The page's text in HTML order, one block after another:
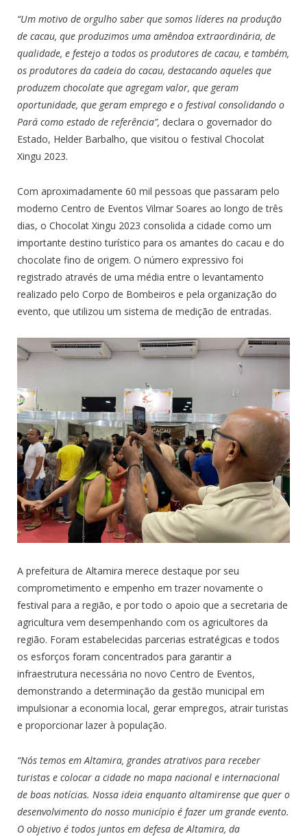
“Um motivo de orgulho saber que somos líderes na produção
de cacau, que produzimos uma amêndoa extraordinária, de
qualidade, e festejo a todos os produtores de cacau, e também,
os produtores da cadeia do cacau, destacando aqueles que
produzem chocolate que agregam valor, que geram
oportunidade, que geram emprego e o festival consolidando o
Pará como estado de referência”, declara o governador do
Estado, Helder Barbalho, que visitou o festival Chocolat
Xingu 2023.
Com aproximadamente 60 mil pessoas que passaram pelo
moderno Centro de Eventos Vilmar Soares ao longo de três
dias, o Chocolat Xingu 2023 consolida a cidade como um
importante destino turístico para os amantes do cacau e do
chocolate fino de origem. O número expressivo foi
registrado através de uma média entre o levantamento
realizado pelo Corpo de Bombeiros e pela organização do
evento, que utilizou um sistema de medição de entradas.
A prefeitura de Altamira merece destaque por seu
comprometimento e empenho em trazer novamente o
festival para a região, e por todo o apoio que a secretaria de
agricultura vem desempenhando com os agricultores da
região. Foram estabelecidas parcerias estratégicas e todos
os esforços foram concentrados para garantir a
infraestrutura necessária no novo Centro de Eventos,
demonstrando a determinação da gestão municipal em
impulsionar a economia local, gerar empregos, atrair turistas
e proporcionar lazer à população.
“Nós temos em Altamira, grandes atrativos para receber
turistas e colocar a cidade no mapa nacional e internacional
de boas notícias. Nossa ideia enquanto altamirense que quer o
desenvolvimento do nosso município é fazer um grande evento.
O objetivo é todos juntos em defesa de Altamira, da